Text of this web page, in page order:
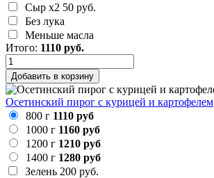
Сыр х2 50 руб.
Без лука
Меньше масла
Итого: 1110 руб.
Добавить в корзину
Осетинский пирог с курицей и картофелем
800 г 1110 руб
1000 г 1160 руб
1200 г 1210 руб
1400 г 1280 руб
Зелень 200 руб.